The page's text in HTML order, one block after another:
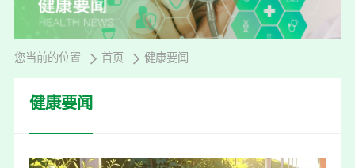
您当前的位置 首页 健康要闻
健康要闻